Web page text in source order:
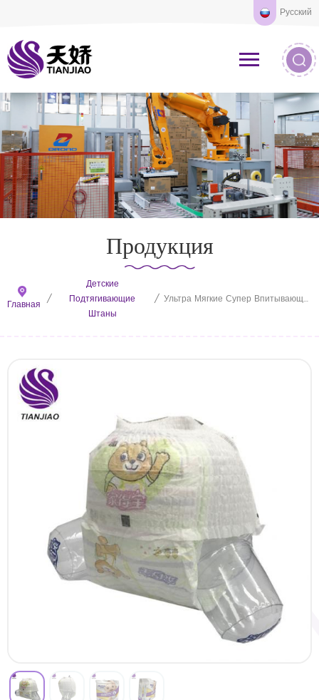
Русский
Продукция
Главная /
Детские
Подтягивающие
Штаны
/ Ультра Мягкие Супер Впитывающие Пеленки Детские Образцы